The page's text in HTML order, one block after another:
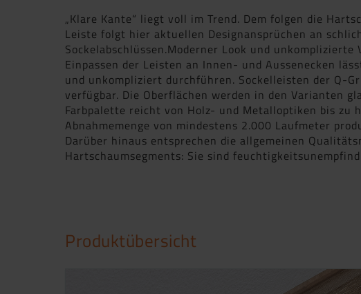
„Klare Kante“ liegt voll im Trend. Dem folgen die
Leiste folgt hier aktuellen Designansprüchen an
Sockelabschlüssen.Moderner Look und
Einpassen der Leisten an Innen- und Aussenecken
und unkompliziert durchführen. Sockelleisten der Q-
verfügbar. Die Oberflächen werden in den Varianten
Farbpalette reicht von Holz- und Metalloptiken bis zu
Abnahmemenge von mindestens 2.000 Laufmeter
Darüber hinaus entsprechen die allgemeinen
Hartschaumsegments: Sie sind
Produktübersicht